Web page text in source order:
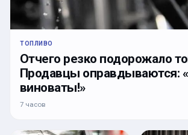
ТОПЛИВО
Отчего резко подорожало
Продавцы оправдываются:
виноваты!»
7 часов